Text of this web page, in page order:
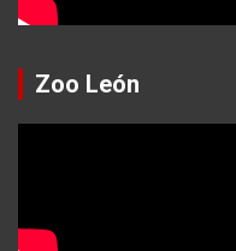
Zoo León